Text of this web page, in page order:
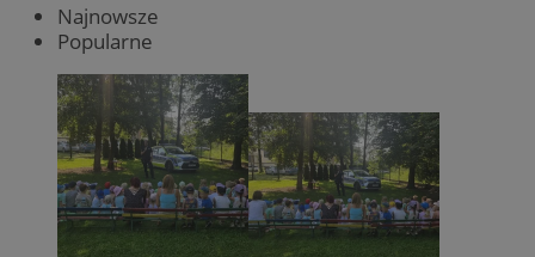
Najnowsze
Popularne